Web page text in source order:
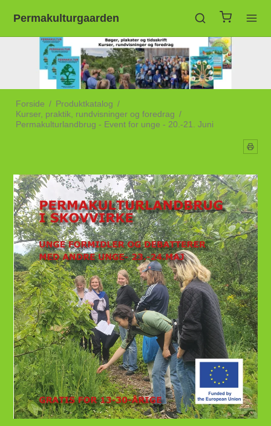
Permakulturgaarden
Forside / Produktkatalog /
Kurser, praktik, rundvisninger og foredrag /
Permakulturlandbrug - Event for unge - 20.-21. Juni